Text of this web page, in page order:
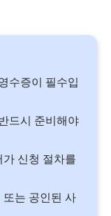
수증이 필수입
드시 준비해야
신청 절차를
는 공인된 사